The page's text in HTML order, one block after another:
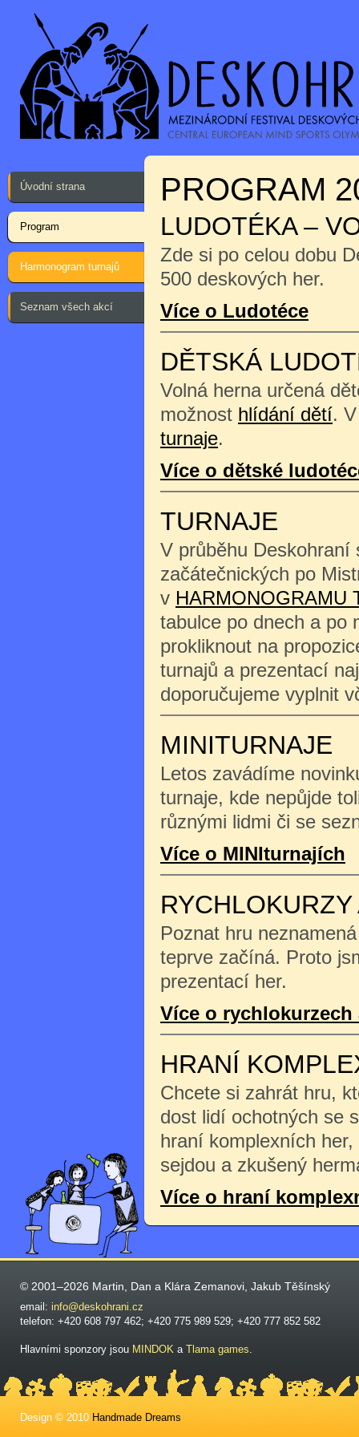
Úvodní strana
Program
Harmonogram turnajů
Seznam všech akcí
PROGRAM
LUDOTÉKA –
Zde si po celou dobu
500 deskových her.
Více o Ludotéce
DĚTSKÁ
Volná herna určená
možnost hlídání dětí.
turnaje.
Více o dětské
TURNAJE
V průběhu Deskohraní
začátečnických po
v HARMONOGRAMU
tabulce po dnech a po
prokliknout na
turnajů a prezentací
doporučujeme vyplnit
MINITURNAJE
Letos zavádíme
turnaje, kde nepůjde
různými lidmi či se
Více o MINIturnajích
Poznat hru
teprve začíná. Proto
prezentací her.
Více o rychlokurzech
HRANÍ
Chcete si zahrát hru,
dost lidí ochotných se
hraní komplexních
sejdou a zkušený
Více o hraní
© 2001–2026 Martin, Dan a Klára Zemanovi, Jakub Těšínský
email: info@deskohrani.cz
telefon: +420 608 797 462; +420 775 989 529; +420 777 852 582
Hlavními sponzory jsou MINDOK a Tlama games.
Design © 2010 Handmade Dreams